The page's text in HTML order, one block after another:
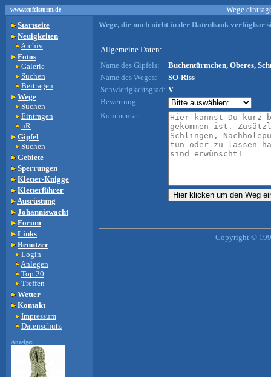
www.teufelsturm.de
Wege
Startseite
Neuigkeiten
Archiv
Fotos
Galerie
Suchen
Beitragen
Wege
Suchen
Eintragen
nR
Gipfel
Suchen
Gebiete
Sperrungen
Kletter-Knigge
Kletterführer
Ausrüstung
Johanniswacht
Forum
Links
Benutzer
Login
Anlegen
Top 20
Treffen
Wetter
Kontakt
Impressum
Datenschutz
Anzeige:
Wege, die noch nicht in der Datenbank verfügbar
Allgemeine Daten:
Name des Gipfels:
Buchentürmchen, Oberes,
Name des Weges:
SO-Riss
Schwierigkeitsgrad: V
Bewertung:
Kommentar:
Copyright ©